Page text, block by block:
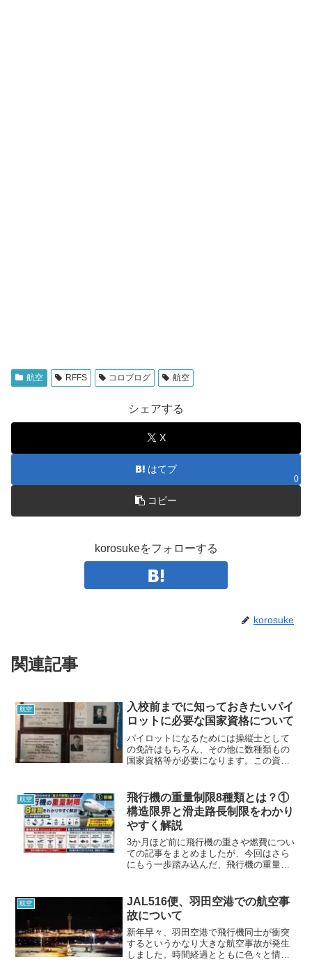
航空 RFFS コロブログ 航空
シェアする
X
はてブ
0
コピー
korosukeをフォローする
korosuke
関連記事
航空
入校前までに知っておきたいパイ
ロットに必要な国家資格について
パイロットになるためには操縦士として
の免許はもちろん、その他に数種類もの
国家資格等が必要になります。この資格
っておいた方が良いかもしれません。中
には取得後無期限のものもあるので、取
得しておくと訓練や就活が有利に進むか
も？
航空
飛行機の重量制限8種類とは？①
構造限界と滑走路長制限をわかり
やすく解説
3か月ほど前に飛行機の重さや燃費につい
ての記事をまとめましたが、今回はさら
にもう一歩踏み込んだ、飛行機の重量限
比べて、より専門的な内容になっている
ので飛行機好きな方にはおすすめです！
是非見てみてくださいね。
航空
JAL516便、羽田空港での航空事
故について
新年早々、羽田空港で飛行機同士が衝突
するというかなり大きな航空事故が発生
しました。時間経過とともに色々と情報